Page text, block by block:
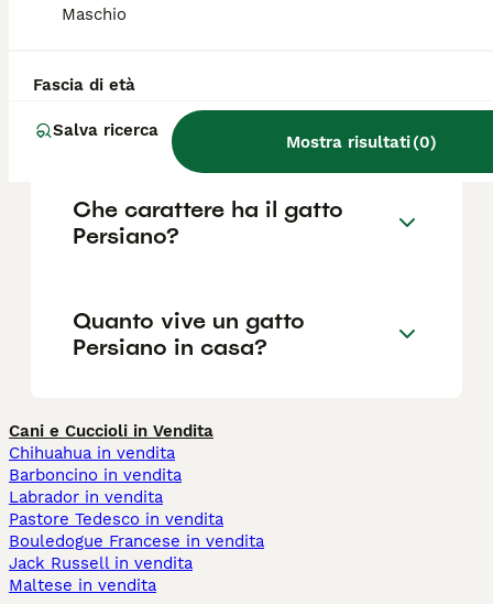
Maschio
Fascia di età
Salva ricerca
Mostra risultati(0)
razza.
Quanto costa un gatto
Persiano?
Che carattere ha il gatto
Persiano?
Quanto vive un gatto
Persiano in casa?
Cani e Cuccioli in Vendita
Chihuahua in vendita
Barboncino in vendita
Labrador in vendita
Pastore Tedesco in vendita
Bouledogue Francese in vendita
Jack Russell in vendita
Maltese in vendita